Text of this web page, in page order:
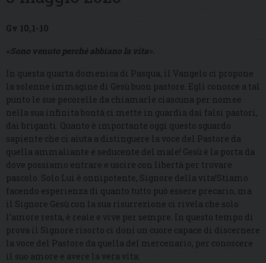
Gv 10,1-10
«Sono venuto perché abbiano la vita».
In questa quarta domenica di Pasqua, il Vangelo ci propone
la solenne immagine di Gesù buon pastore. Egli conosce a tal
punto le sue pecorelle da chiamarle ciascuna per nomee
nella sua infinita bontà ci mette in guardia dai falsi pastori,
dai briganti. Quanto è importante oggi questo sguardo
sapiente che ci aiuta a distinguere la voce del Pastore da
quella ammaliante e seducente del male! Gesù è la porta da
dove possiamo entrare e uscire con libertà per trovare
pascolo. Solo Lui è onnipotente, Signore della vita!Stiamo
facendo esperienza di quanto tutto può essere precario, ma
il Signore Gesù con la sua risurrezione ci rivela che solo
l’amore resta, è reale e vive per sempre. In questo tempo di
prova il Signore risorto ci doni un cuore capace di discernere
la voce del Pastore da quella del mercenario, per conoscere
il suo amore e avere la vera vita.